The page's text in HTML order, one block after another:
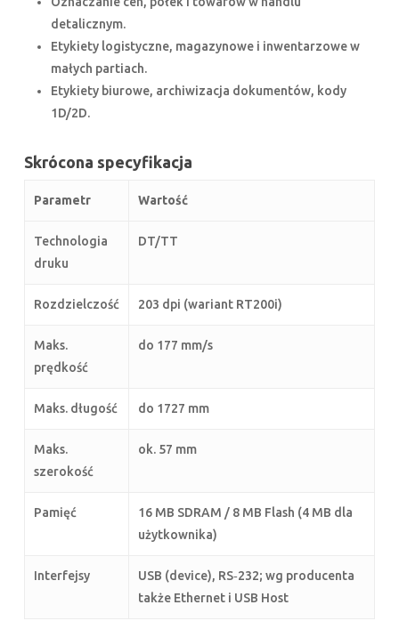
detalicznym.
Etykiety logistyczne, magazynowe i inwentarzowe w
małych partiach.
Etykiety biurowe, archiwizacja dokumentów, kody
1D/2D.
Skrócona specyfikacja
Parametr Wartość
Technologia
druku
DT/TT
Rozdzielczość 203 dpi (wariant RT200i)
Maks.
prędkość
do 177 mm/s
Maks. długość do 1727 mm
Maks.
szerokość
ok. 57 mm
Pamięć
16 MB SDRAM / 8 MB Flash (4 MB dla
użytkownika)
Interfejsy
USB (device), RS‑232; wg producenta
także Ethernet i USB Host